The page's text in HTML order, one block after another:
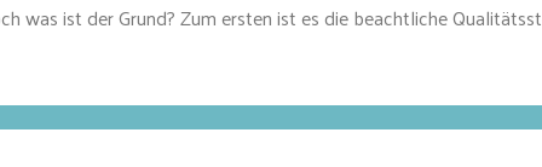
was ist der Grund? Zum ersten ist es die beachtliche